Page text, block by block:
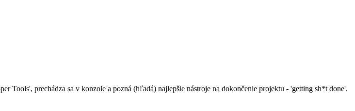
Tools', prechádza sa v konzole a pozná (hľadá) najlepšie nástroje na dokončenie projektu - 'getting sh*t done'.